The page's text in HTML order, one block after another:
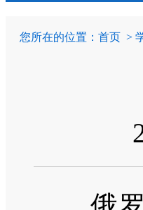
您所在的位置： 首页 >